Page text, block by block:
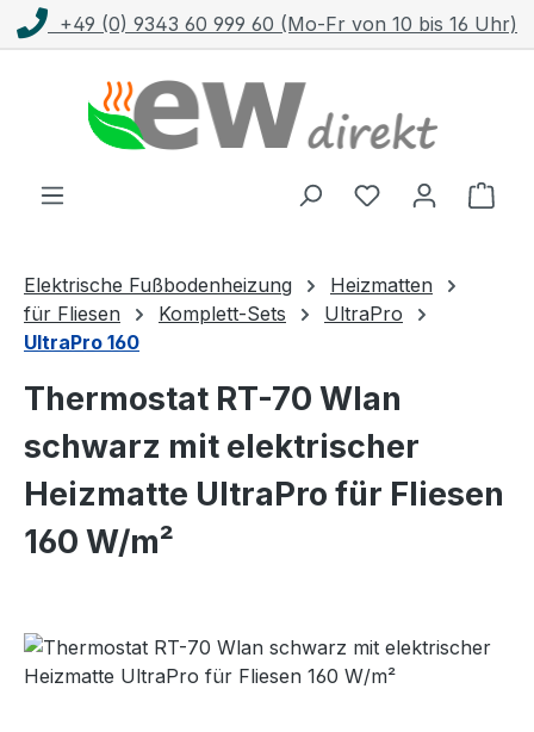
Zum Hauptinhalt springen
Fr von 10 bis 16 Uhr) Kostenloser
Elektrische Fußbodenheizung
Heizmatten
für Fliesen
Komplett-Sets
UltraPro
UltraPro 160
Thermostat RT-70 Wlan
schwarz mit elektrischer
Heizmatte UltraPro für Fliesen
160 W/m²
Bildergalerie überspringen